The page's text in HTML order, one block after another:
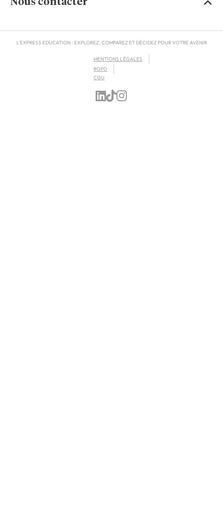
L'EXPRESS EDUCATION : EXPLOREZ, COMPAREZ ET DÉCIDEZ POUR VOTRE AVENIR
MENTIONS LÉGALES
RGPD
CGU